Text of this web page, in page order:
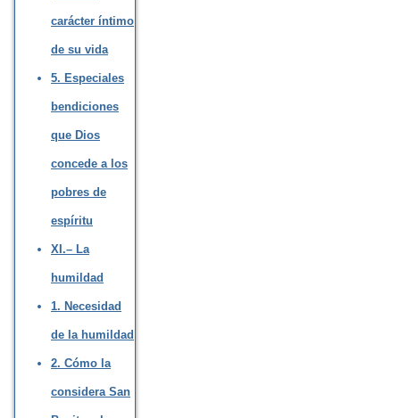
carácter íntimo
de su vida
5. Especiales
bendiciones
que Dios
concede a los
pobres de
espíritu
XI.– La
humildad
1. Necesidad
de la humildad
2. Cómo la
considera San